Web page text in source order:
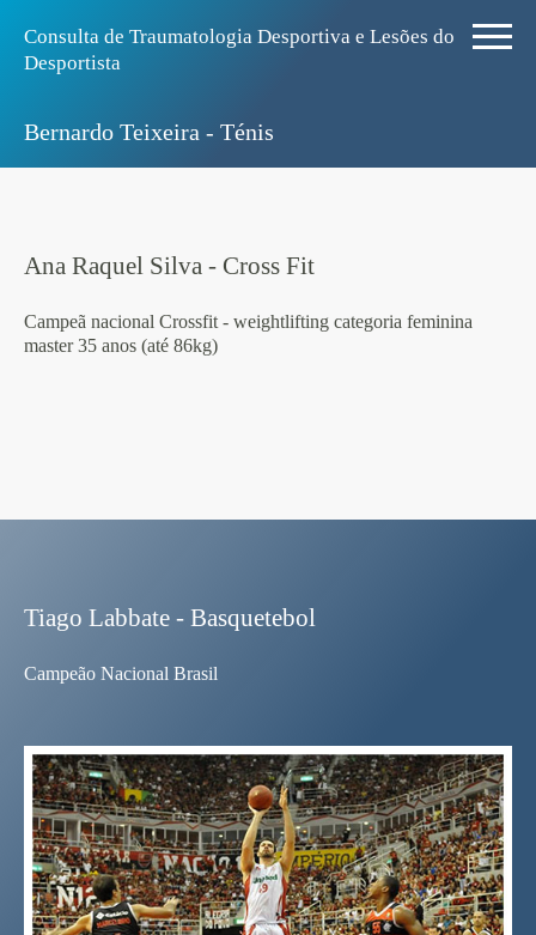
Consulta de Traumatologia Desportiva e Lesões do
Desportista
Bernardo Teixeira - Ténis
Ana Raquel Silva - Cross Fit
Campeã nacional Crossfit - weightlifting categoria feminina
master 35 anos (até 86kg)
Tiago Labbate - Basquetebol
Campeão Nacional Brasil